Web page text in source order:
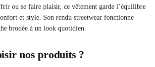
ou se faire plaisir, ce vêtement garde l’équilibre
et style. Son rendu streetwear fonctionne
brodée à un look quotidien.
nos produits ?